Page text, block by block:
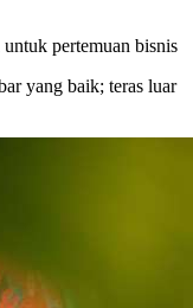
pertemuan bisnis
yang baik; teras luar